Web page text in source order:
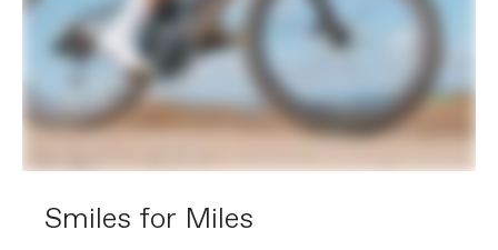
Smiles for Miles
Cannondale C1 Conceal, Alloy, 31.8, -6°:
70mm (47-51m), 80mm (54cm), 90mm
(56-58cm), 100mm (61cm)
Grips
Cannondale KnurlCork, 2.7mm
Fizik Terra Argo X5, S-Alloy rails
Seatpost
Cannondale SAVE Carbon, 27.2x350mm
(47-58), 400mm (61)
Extra 1
Large StashBag downtube storage bag,